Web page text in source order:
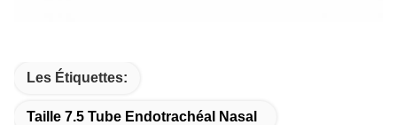
Les Étiquettes:
Taille 7.5 Tube Endotrachéal Nasal